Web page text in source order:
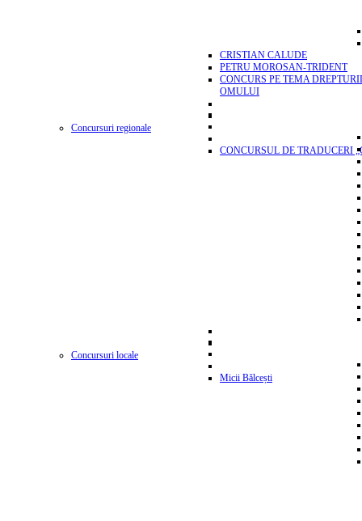
CRISTIAN CALUDE
PETRU MOROSAN-TRIDENT
CONCURS PE TEMA
OMULUI
Concursuri regionale
CONCURSUL DE TRADUCERI
Concursuri locale
Micii Bălcești